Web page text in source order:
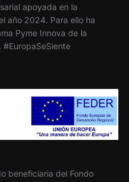
apoyada en la
año 2024. Para ello ha
Pyme Innova de la
#EuropaSeSiente
beneficiaria del Fondo